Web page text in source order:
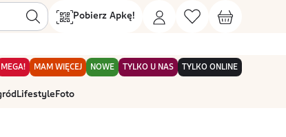
Pobierz Apkę!
MEGA! MAM WIĘCEJ NOWE TYLKO U NAS TYLKO ONLINE
Lifestyle Foto